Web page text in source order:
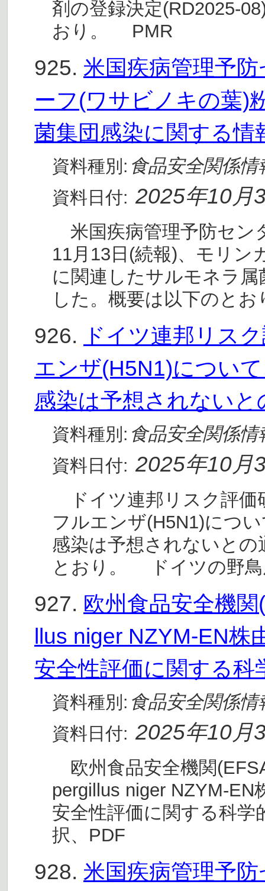
剤の登録決定(RD2025-
おり。 PMR
925. 米国疾病管理予
ーフ(ワサビノキの葉)
菌集団感染に関する情
資料種別: 食品安全関係情
資料日付: 2025年10月
米国疾病管理予防セン
11月13日(続報)、モリン
に関連したサルモネラ
した。概要は以下のとお
926.
ドイツ連邦リス
エンザ(H5N1)につい
感染は予想されないと
資料種別: 食品安全関係情
資料日付: 2025年10月
ドイツ連邦リスク評価
フルエンザ(H5N1)につ
感染は予想されないと
とおり。 ドイツの野鳥
927. 欧州食品安全機
llus niger NZYM-EN
安全性評価に関する科
資料種別: 食品安全関係情
資料日付: 2025年10月
欧州食品安全機関
pergillus niger NZYM-
安全性評価に関する科学
択、PDF
928. 米国疾病管理予